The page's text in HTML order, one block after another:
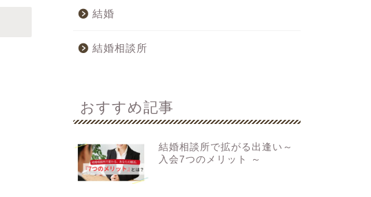
結婚
結婚相談所
おすすめ記事
結婚相談所で拡がる出逢い～
入会7つのメリット ～